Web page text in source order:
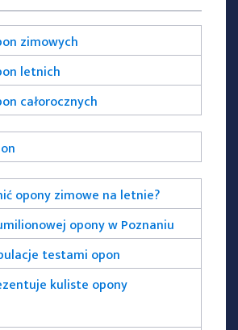
zimowych
letnich
całorocznych
opony zimowe na letnie?
opony w Poznaniu
testami opon
kuliste opony